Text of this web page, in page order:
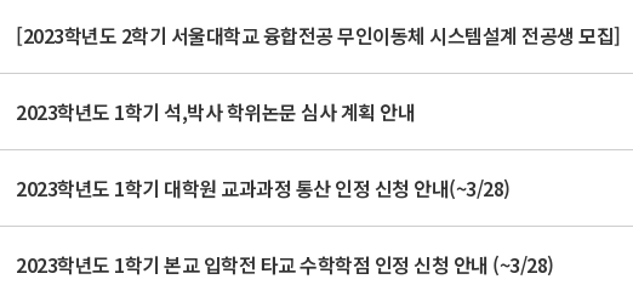
[2023학년도 2학기 서울대학교 융합전공 무인이동체 시스템설계 전공생 모집]
2023학년도 1학기 석,박사 학위논문 심사 계획 안내
2023학년도 1학기 대학원 교과과정 통산 인정 신청 안내(~3/28)
2023학년도 1학기 본교 입학전 타교 수학학점 인정 신청 안내 (~3/28)